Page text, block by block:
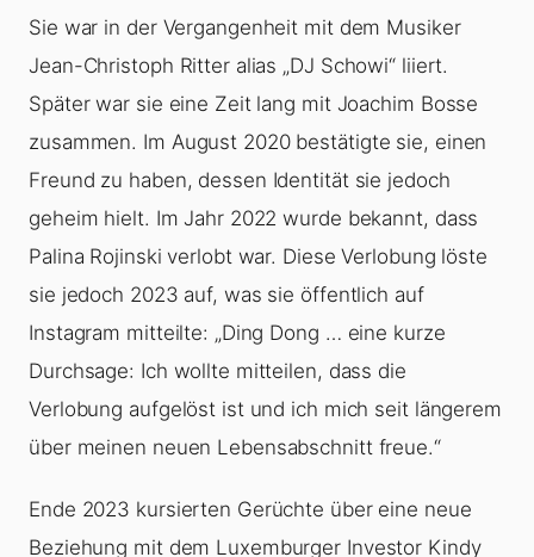
Sie war in der Vergangenheit mit dem Musiker
Jean-Christoph Ritter alias „DJ Schowi“ liiert.
Später war sie eine Zeit lang mit Joachim Bosse
zusammen. Im August 2020 bestätigte sie, einen
Freund zu haben, dessen Identität sie jedoch
geheim hielt. Im Jahr 2022 wurde bekannt, dass
Palina Rojinski verlobt war. Diese Verlobung löste
sie jedoch 2023 auf, was sie öffentlich auf
Instagram mitteilte: „Ding Dong … eine kurze
Durchsage: Ich wollte mitteilen, dass die
Verlobung aufgelöst ist und ich mich seit längerem
über meinen neuen Lebensabschnitt freue.“
Ende 2023 kursierten Gerüchte über eine neue
Beziehung mit dem Luxemburger Investor Kindy